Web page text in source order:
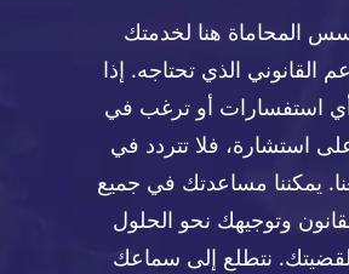
المحاماة هنا لخدمتك
القانوني الذي تحتاجه. إذا
استفسارات أو ترغب في
استشارة، فلا تتردد في
يمكننا مساعدتك في جميع
وتوجيهك نحو الحلول
لقضيتك. نتطلع إلى سماعك